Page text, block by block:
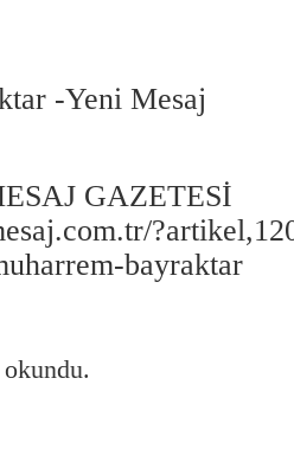
-Yeni Mesaj
GAZETESİ
bayraktar